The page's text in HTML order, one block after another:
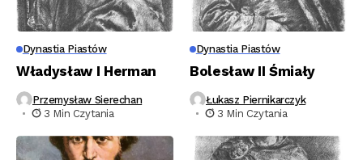
Dynastia Piastów
Władysław I Herman
Przemysław Sierechan
3 Min Czytania
Dynastia Piastów
Bolesław II Śmiały
Łukasz Piernikarczyk
3 Min Czytania